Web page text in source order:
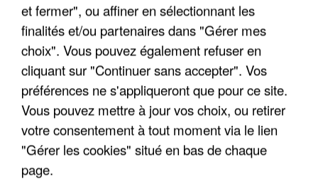
"JE SUIS À DISPOSITION DES
ENFOIRÉS"
"ON A TOUS LE TRAC"
et fermer", ou affiner en sélectionnant les
finalités et/ou partenaires dans "Gérer mes
choix". Vous pouvez également refuser en
cliquant sur "Continuer sans accepter". Vos
préférences ne s'appliqueront que pour ce site.
Vous pouvez mettre à jour vos choix, ou retirer
votre consentement à tout moment via le lien
"Gérer les cookies" situé en bas de chaque
page.